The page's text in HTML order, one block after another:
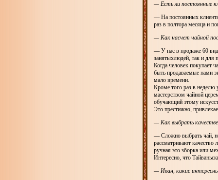
— Есть ли постоянные
— На постоянных
раз в полтора месяца и
— Как насчет чайной
— У нас в продаже 60
занятыхлюдей, так и для
Когда человек покупает
быть продаваемые нами
мало времени.
Кроме того раз в неделю
мастерством чайной
обучающий этому
Это престижно,
— Как выбрать
— Сложно выбрать чай,
рассматривают качество
ручная это зборка или
Интересно, что
— Иван, какие